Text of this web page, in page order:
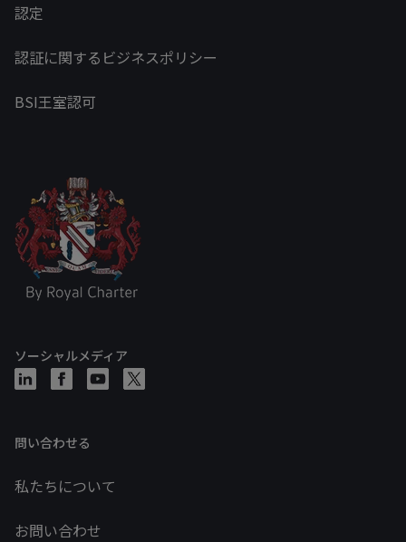
認定
認証に関するビジネスポリシー
BSI王室認可
ソーシャルメディア
問い合わせる
私たちについて
お問い合わせ